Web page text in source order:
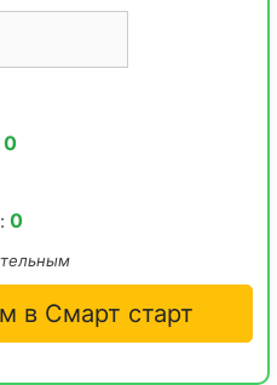
0
0
в Смарт старт